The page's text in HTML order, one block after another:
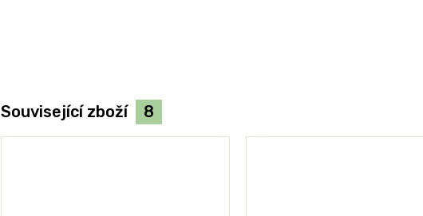
Související zboží 8